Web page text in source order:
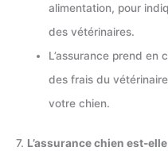
alimentation, pour
des vétérinaires.
L’assurance prend en
des frais du
votre chien.
7. L’assurance chien est-